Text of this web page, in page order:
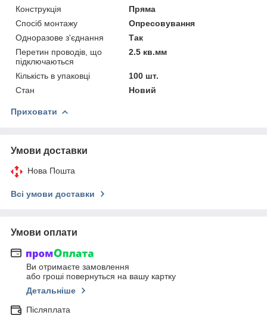
Конструкція
Пряма
Спосіб монтажу
Опресовування
Одноразове з'єднання
Так
Перетин проводів, що
підключаються
2.5 кв.мм
Кількість в упаковці
100 шт.
Стан
Новий
Приховати
Умови доставки
Нова Пошта
Всі умови доставки
Умови оплати
Ви отримаєте замовлення
або гроші повернуться на вашу картку
Детальніше
Післяплата